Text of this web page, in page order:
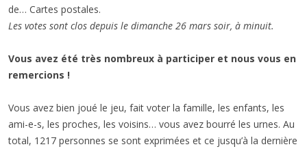
de… Cartes postales.
Les votes sont clos depuis le dimanche 26 mars soir, à minuit.
Vous avez été très nombreux à participer et nous vous en
remercions !
Vous avez bien joué le jeu, fait voter la famille, les enfants, les
ami-e-s, les proches, les voisins… vous avez bourré les urnes. Au
total, 1217 personnes se sont exprimées et ce jusqu’à la dernière